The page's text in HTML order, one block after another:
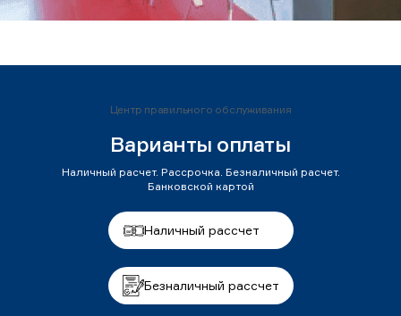
Центр правильного обслуживания
Варианты оплаты
Наличный расчет. Рассрочка. Безналичный расчет.
Банковской картой
Наличный рассчет
Безналичный рассчет